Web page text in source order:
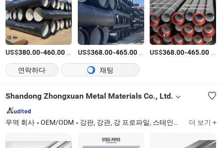
US$380.00-460.00 US$368.00-465.00/tons US$368.00-465.00
연락하다
채팅
Shandong Zhongxuan Metal Materials Co., Ltd.
무역 회사 OEM/ODM 강판, 강관, 강 프로파일, 스테인리스 강관, 스테인리스 강판, 스테인리스 강 코일 더 보기 +